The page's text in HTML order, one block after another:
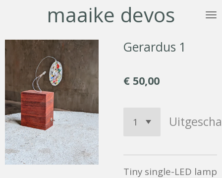
naar
de
hoofdinhoud
maaike devos
Gerardus 1
€ 50,00
Tiny single-LED lamp